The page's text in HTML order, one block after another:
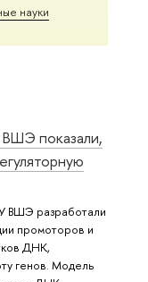
науки
показали,
ВШЭ разработали
промоторов и
ДНК,
генов. Модель